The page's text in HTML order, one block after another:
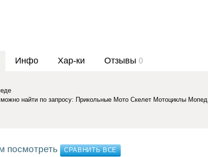
Инфо Хар-ки Отзывы 0
найти по запросу: Прикольные Мото Скелет Мотоциклы Мопед
посмотреть